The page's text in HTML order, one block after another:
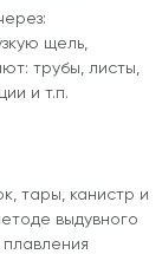
щель,
трубы, листы,
и т.п.
тары, канистр и
выдувного